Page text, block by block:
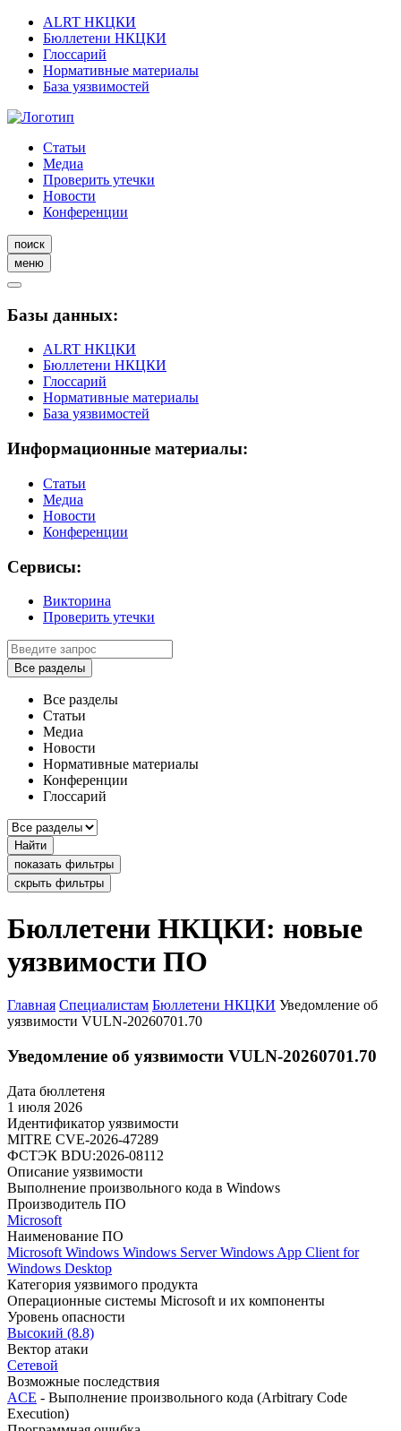
ALRT НКЦКИ
Бюллетени НКЦКИ
Глоссарий
Нормативные материалы
База уязвимостей
Статьи
Медиа
Проверить утечки
Новости
Конференции
поиск
меню
Базы данных:
ALRT НКЦКИ
Бюллетени НКЦКИ
Глоссарий
Нормативные материалы
База уязвимостей
Информационные материалы:
Статьи
Медиа
Новости
Конференции
Сервисы:
Викторина
Проверить утечки
Все разделы
Все разделы
Статьи
Медиа
Новости
Нормативные материалы
Конференции
Глоссарий
Найти
показать фильтры
скрыть фильтры
Бюллетени НКЦКИ: новые
уязвимости ПО
Главная Специалистам Бюллетени НКЦКИ Уведомление об
уязвимости VULN-20260701.70
Уведомление об уязвимости VULN-20260701.70
Дата бюллетеня
1 июля 2026
Идентификатор уязвимости
MITRE CVE-2026-47289
ФСТЭК BDU:2026-08112
Описание уязвимости
Выполнение произвольного кода в Windows
Производитель ПО
Microsoft
Наименование ПО
Microsoft Windows Windows ServerWindows App Client for
Windows Desktop
Категория уязвимого продукта
Операционные системы Microsoft и их компоненты
Уровень опасности
Высокий (8.8)
Вектор атаки
Сетевой
Возможные последствия
ACE - Выполнение произвольного кода (Arbitrary Code
Execution)